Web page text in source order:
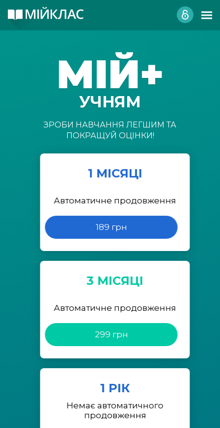
МІЙ+
УЧНЯМ
ЗРОБИ НАВЧАННЯ ЛЕГШИМ ТА
ПОКРАЩУЙ ОЦІНКИ!
1 МІСЯЦІ
Автоматичне продовження
189 грн
3 МІСЯЦІ
Автоматичне продовження
299 грн
1 РІК
Немає автоматичного
продовження